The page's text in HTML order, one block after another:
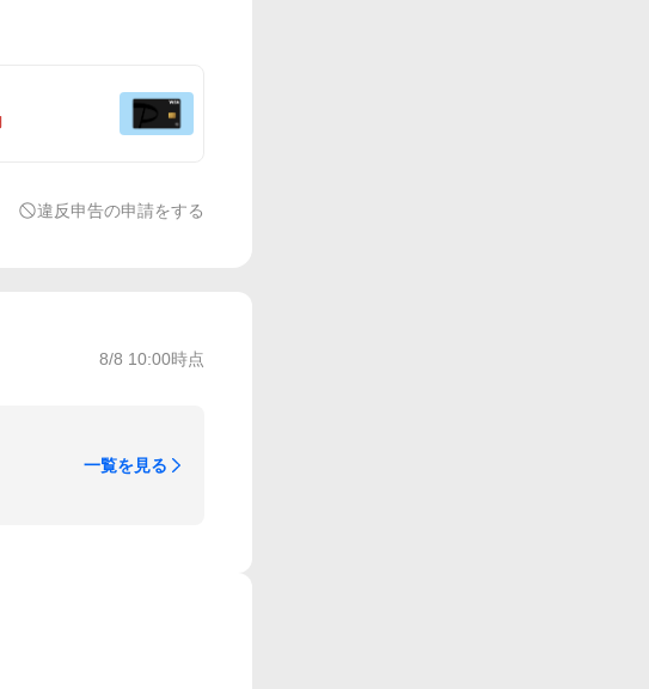
違反申告の申請をする
8/8 10:00時点
一覧を見る